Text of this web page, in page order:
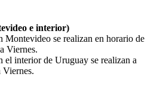
e interior)
Montevideo se realizan en horario de
Viernes.
el interior de Uruguay se realizan a
Viernes.